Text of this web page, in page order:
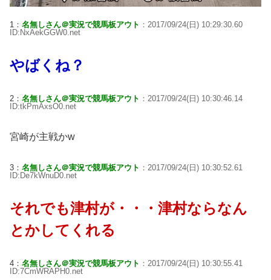
1： 名無しさん＠実況で競馬板アウト ：2017/09/24(日) 10:29:30.60
ID:NxAekGGW0.net
やばくね？
2： 名無しさん＠実況で競馬板アウト ：2017/09/24(日) 10:30:46.14
ID:tkPmAxsO0.net
宮崎が主戦かw
3： 名無しさん＠実況で競馬板アウト ：2017/09/24(日) 10:30:52.61
ID:De7kWnuD0.net
それでも津村が・・・津村ならなん
とかしてくれる
4： 名無しさん＠実況で競馬板アウト ：2017/09/24(日) 10:30:55.41
ID:7CmWRAPH0.net